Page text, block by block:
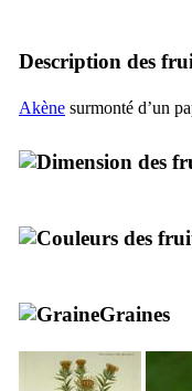
Description des
Akène surmonté d’un
Graines